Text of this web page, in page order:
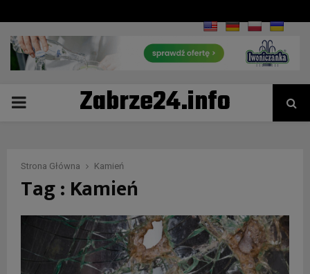
PRIMARYZabrze24.info
Strona Główna Kamień
Tag : Kamień